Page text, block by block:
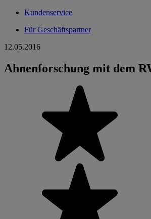
Kundenservice
Für Geschäftspartner
12.05.2016
Ahnenforschung mit dem